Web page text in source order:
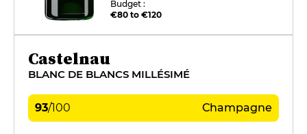
Budget :
€80 to €120
Castelnau
BLANC DE BLANCS MILLÉSIMÉ
93/100 Champagne